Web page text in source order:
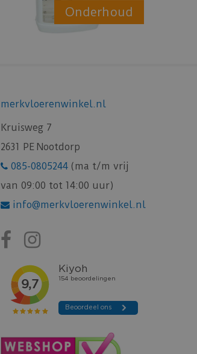
Onderhoud
merkvloerenwinkel.nl
Kruisweg 7
2631 PE Nootdorp
085-0805244 (ma t/m vrij
van 09:00 tot 14:00 uur)
info@merkvloerenwinkel.nl